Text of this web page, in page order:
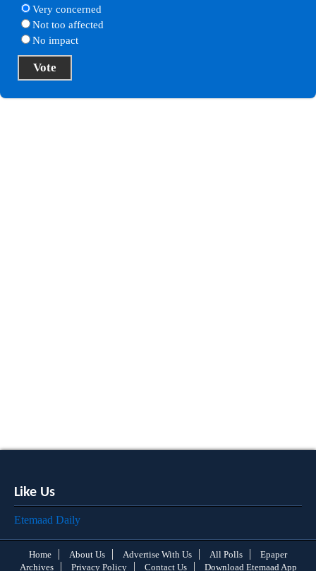
Very concerned
Not too affected
No impact
Like Us
Etemaad Daily
Home About Us Advertise With Us All Polls
Epaper
Archives
Privacy Policy Contact Us Download Etemaad App